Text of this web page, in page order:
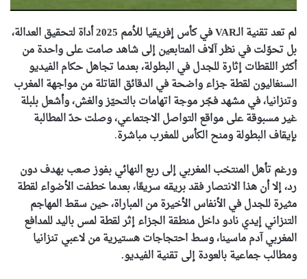
لم تعد تقنية الـVAR في كأس إفريقيا للأمم 2025 أداة لتحقيق العدالة،
بل تحوّلت في نظر آلاف المتابعين إلى شاهد صامت على واحدة من
أكثر اللقطات إثارة للجدل في البطولة، بعدما تجاهل حكام الفيديو
السنغاليون لقطة جزاء واضحة في الدقائق القاتلة من مواجهة المغرب
وتنزانيا، في مشهد فجّر موجة اتهامات بالتحيّز والغش، وأشعل بلبلة
غير مسبوقة على مواقع التواصل الاجتماعي، وصلت حدّ المطالبة
بإيقاف البطولة ومنح الكأس للمغرب مباشرة.
ورغم تأهل المنتخب المغربي إلى ربع النهائي بفوز صعب بهدف دون
رد، إلا أن هذا الانتصار فقد بريقه سريعًا، بعدما خطفت الأضواء لقطة
مثيرة للجدل في الأنفاس الأخيرة من المباراة، حين سقط المهاجم
التنزاني إيدي نادو داخل منطقة الجزاء إثر لقطة لمس باليد للمدافع
المغربي آدم ماسينا، وسط احتجاجات هستيرية من لاعبي تنزانيا
ومطالب جماعية بالعودة إلى تقنية الفيديو.